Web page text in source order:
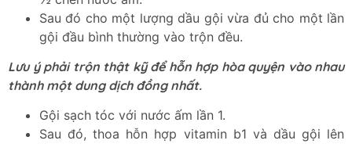
Sau đó cho một lượng dầu gội vừa đủ cho một lần
gội đầu bình thường vào trộn đều.
Lưu ý phải trộn thật kỹ để hỗn hợp hòa quyện vào nhau
thành một dung dịch đồng nhất.
Gội sạch tóc với nước ấm lần 1.
Sau đó, thoa hỗn hợp vitamin b1 và dầu gội lên